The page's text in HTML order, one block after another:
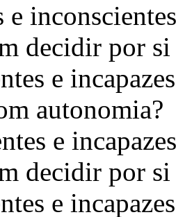
e
decidir por
e
autonomia?
e
decidir por
e